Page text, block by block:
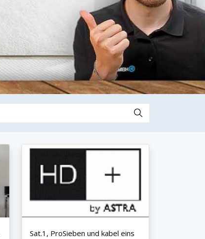
Sat.1, ProSieben und kabel eins